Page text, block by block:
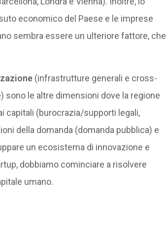
economico del Paese e le imprese
sembra essere un ulteriore fattore, che
(infrastrutture generali e cross-
sono le altre dimensioni dove la regione
capitali (burocrazia/supporti legali,
della domanda (domanda pubblica) e
un ecosistema di innovazione e
dobbiamo cominciare a risolvere
umano.